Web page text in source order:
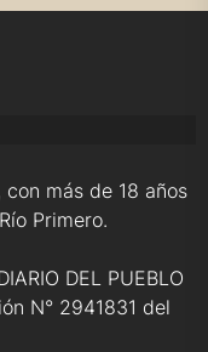
con más de 18 años
Primero.
DEL PUEBLO
N° 2941831 del